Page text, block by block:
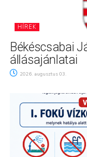
HÍREK
Békéscsabai
állásajánlatai
2026. augusztus 03.